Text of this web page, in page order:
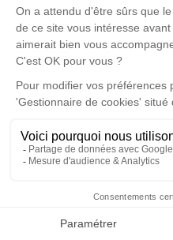
Faire-part
Un service de plantation
ici.
mardi 11 juin 2024
Église Saint